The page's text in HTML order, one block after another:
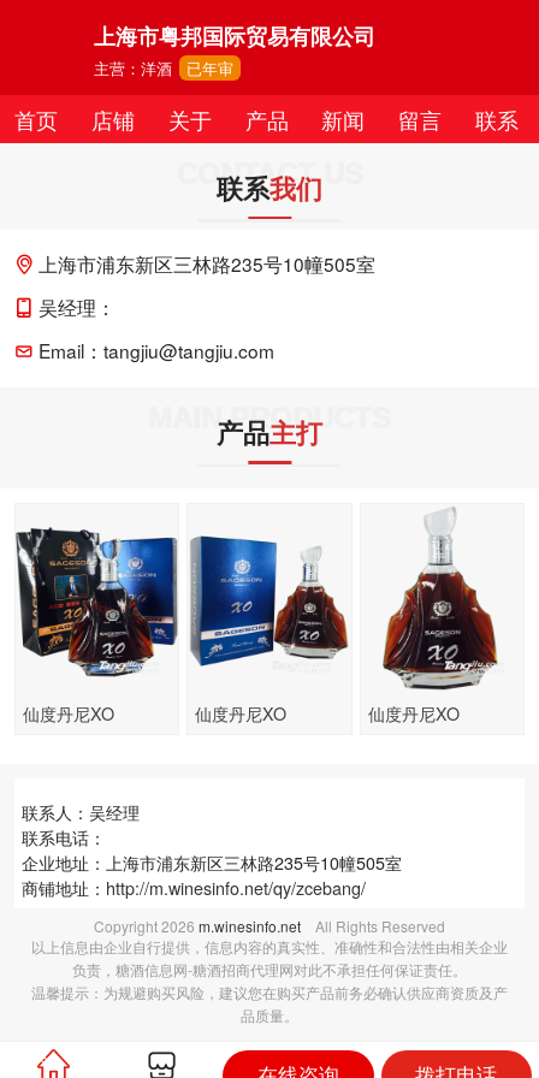
上海市粤邦国际贸易有限公司
主营：洋酒 已年审
首页 店铺 关于 产品 新闻 留言 联系
CONTACT US
联系我们
上海市浦东新区三林路235号10幢505室
吴经理：
Email：tangjiu@tangjiu.com
MAIN PRODUCTS
产品主打
仙度丹尼XO 仙度丹尼XO 仙度丹尼XO
联系人：吴经理
联系电话：
企业地址：上海市浦东新区三林路235号10幢505室
商铺地址： http://m.winesinfo.net/qy/zcebang/
Copyright2026 m.winesinfo.net All Rights Reserved
以上信息由企业自行提供，信息内容的真实性、准确性和合法性由相关企业
负责，糖酒信息网-糖酒招商代理网对此不承担任何保证责任。
温馨提示：为规避购买风险，建议您在购买产品前务必确认供应商资质及产
品质量。